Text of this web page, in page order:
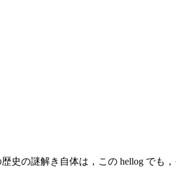
の謎解き自体は，この hellog でも